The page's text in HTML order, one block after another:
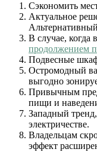
Сэкономить
Актуальное
В случае, когда
продолжением
Подвесные
Остромодный
выгодно
Привычным
пищи и
Западный
электричестве.
Владельцам
эффект